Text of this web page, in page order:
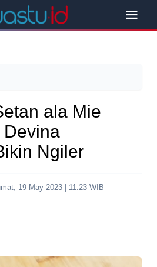
ala Mie
Devina
Ngiler
19 May 2023 | 11:23 WIB